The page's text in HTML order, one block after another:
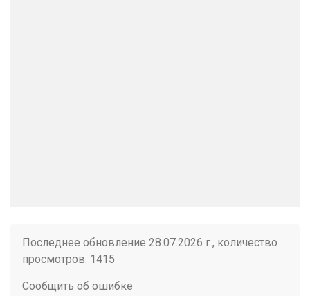
Последнее обновление 28.07.2026 г., количество
просмотров: 1415
Сообщить об ошибке